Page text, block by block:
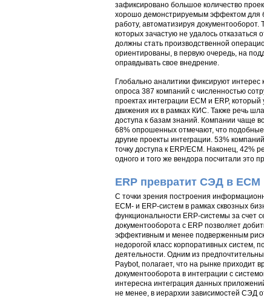
зафиксировано большое количество
хорошо демонстрируемым эффектом для
работу, автоматизируя
которых зачастую не удалось
должны стать производственной
ориентированы, в первую очередь, на
оправдывать свое внедрение.
Глобально аналитики фиксируют
опроса 387 компаний с численностью
проектах интеграции ECM и ERP,
движения их в рамках КИС. Также речь
доступа к базам знаний. Компании чаще
68% опрошенных отмечают, что
другие проекты интеграции. 53%
точку доступа к ERP/ECM. Наконец, 42%
одного и того же вендора посчитали это
ERP превратит СЭД в ECM
С точки зрения построения
ECM- и ERP-систем в рамках сквозных
функциональности ERP-системы за счет
документооборота с ERP позволяет
эффективным и менее подверженным
недорогой класс корпоративных систем,
деятельности. Одним из
Paybot, полагает, что на рынке приходит
документооборота в интеграции с
интересна интеграция данных
не менее, в иерархии зависимостей СЭД